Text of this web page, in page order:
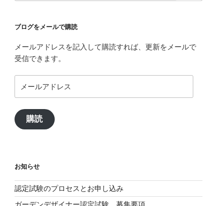
ブログをメールで購読
メールアドレスを記入して購読すれば、更新をメールで
受信できます。
ー
ア
ド
購読
お知らせ
認定試験のプロセスとお申し込み
ガーデンデザイナー認定試験 募集要項